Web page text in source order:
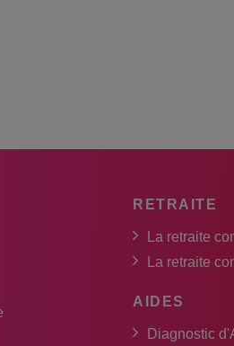
RETRAITE
La retraite
La retraite
AIDES
Diagnostic